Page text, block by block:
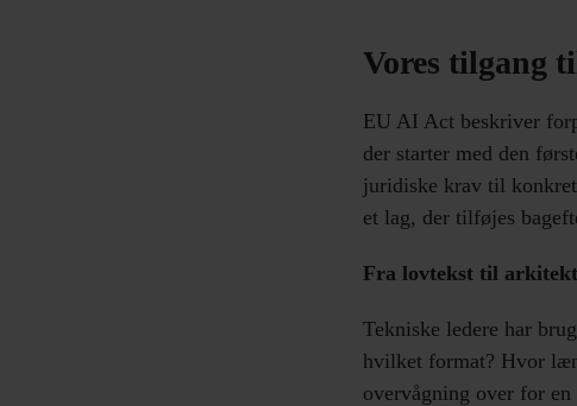
Vores tilgang
EU AI Act beskriver
der starter med den
juridiske krav til
et lag, der tilføjes
Fra lovtekst til
Tekniske ledere har
hvilket format? Hvor
overvågning over for